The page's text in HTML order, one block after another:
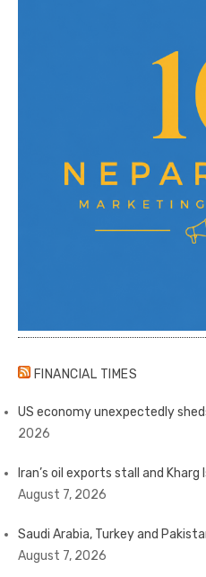
FINANCIAL TIMES
US economy unexpectedly
2026
Iran’s oil exports stall and
August 7, 2026
Saudi Arabia, Turkey and
August 7, 2026